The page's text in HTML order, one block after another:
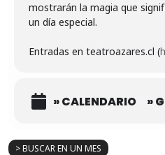
> BUSCAR EN UN MES
mostrarán la magia que
un día especial.
Entradas en teatroazares.cl (
» CALENDARIO »